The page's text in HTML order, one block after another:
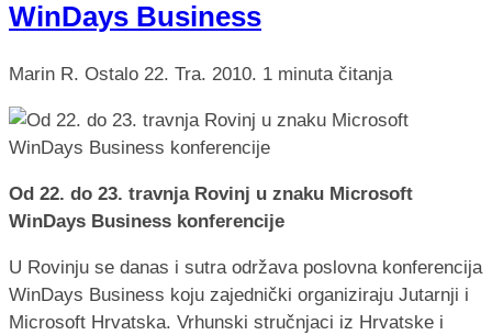
WinDays Business
Marin R. Ostalo 22. Tra. 2010. 1 minuta čitanja
Od 22. do 23. travnja Rovinj u znaku Microsoft
WinDays Business konferencije
U Rovinju se danas i sutra održava poslovna konferencija
WinDays Business koju zajednički organiziraju Jutarnji i
Microsoft Hrvatska. Vrhunski stručnjaci iz Hrvatske i